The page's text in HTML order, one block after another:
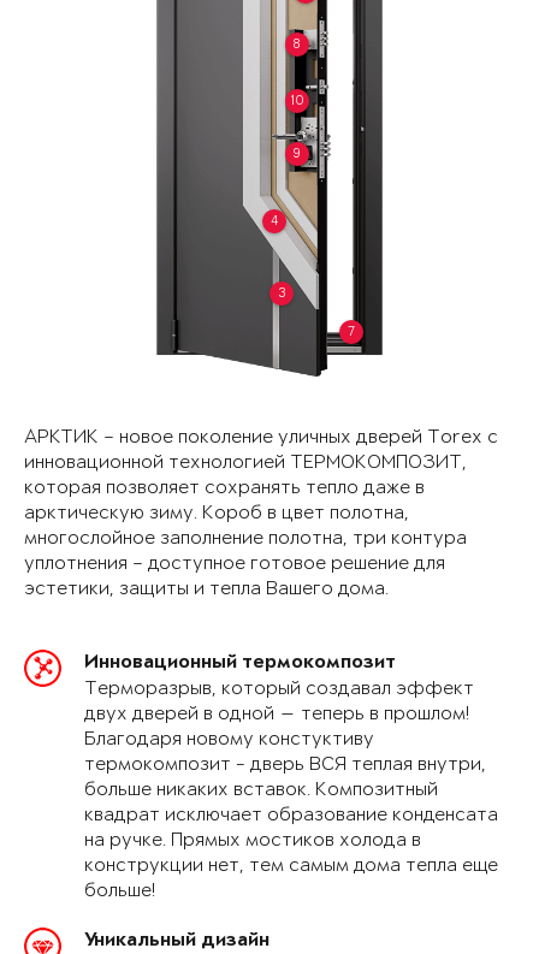
3
4
7
8
9
10
АРКТИК – новое поколение уличных дверей Torex с
инновационной технологией ТЕРМОКОМПОЗИТ,
которая позволяет сохранять тепло даже в
арктическую зиму. Короб в цвет полотна,
многослойное заполнение полотна, три контура
уплотнения – доступное готовое решение для
эстетики, защиты и тепла Вашего дома.
Инновационный термокомпозит
Терморазрыв, который создавал эффект
двух дверей в одной — теперь в прошлом!
Благодаря новому констуктиву
термокомпозит - дверь ВСЯ теплая внутри,
больше никаких вставок. Композитный
квадрат исключает образование конденсата
на ручке. Прямых мостиков холода в
конструкции нет, тем самым дома тепла еще
больше!
Уникальный дизайн